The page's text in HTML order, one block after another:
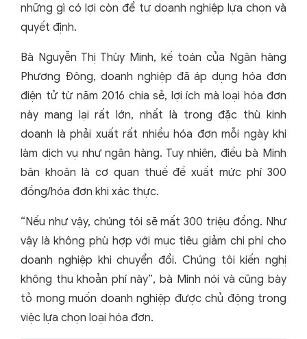
những gì có lợi còn để tự doanh nghiệp lựa chọn và
quyết định.
Bà Nguyễn Thị Thùy Minh, kế toán của Ngân hàng
Phương Đông, doanh nghiệp đã áp dụng hóa đơn
điện tử từ năm 2016 chia sẻ, lợi ích mà loại hóa đơn
này mang lại rất lớn, nhất là trong đặc thù kinh
doanh là phải xuất rất nhiều hóa đơn mỗi ngày khi
làm dịch vụ như ngân hàng. Tuy nhiên, điều bà Minh
băn khoăn là cơ quan thuế đề xuất mức phí 300
đồng/hóa đơn khi xác thực.
“Nếu như vậy, chúng tôi sẽ mất 300 triệu đồng. Như
vậy là không phù hợp với mục tiêu giảm chi phí cho
doanh nghiệp khi chuyển đổi. Chúng tôi kiến nghị
không thu khoản phí này”, bà Minh nói và cũng bày
tỏ mong muốn doanh nghiệp được chủ động trong
việc lựa chọn loại hóa đơn.